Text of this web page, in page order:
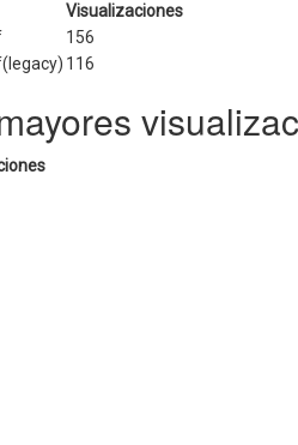
Visualizaciones
156
116